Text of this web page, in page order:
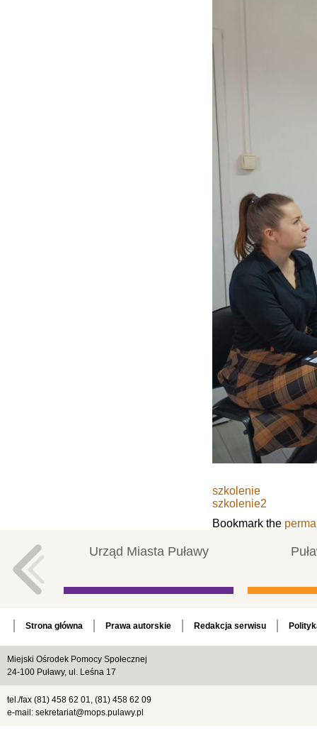
szkolenie
szkolenie2
Bookmark the
Urząd Miasta Puławy
Strona główna Prawa autorskie Redakcja serwisu
Miejski Ośrodek Pomocy Społecznej
24-100 Puławy, ul. Leśna 17
tel./fax (81) 458 62 01, (81) 458 62 09
e-mail: sekretariat@mops.pulawy.pl